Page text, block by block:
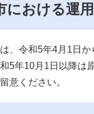
における運
、令和5年4月1日か
5年10月1日以降は
意ください。